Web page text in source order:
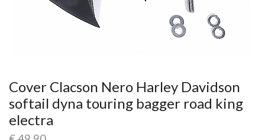
Cover Clacson Nero Harley Davidson
softail dyna touring bagger road king
electra